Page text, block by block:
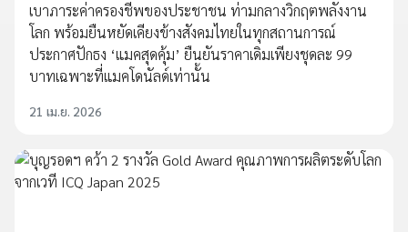
เบาภาระค่าครองชีพของประชาชน ท่ามกลางวิกฤตพลังงาน
โลก พร้อมยืนหยัดเคียงข้างสังคมไทยในทุกสถานการณ์
ประกาศปักธง ‘แมคสุดคุ้ม’ ยืนยันราคาเดิมเพียงชุดละ 99
บาทเฉพาะที่แมคโดนัลด์เท่านั้น
21 เม.ย. 2026